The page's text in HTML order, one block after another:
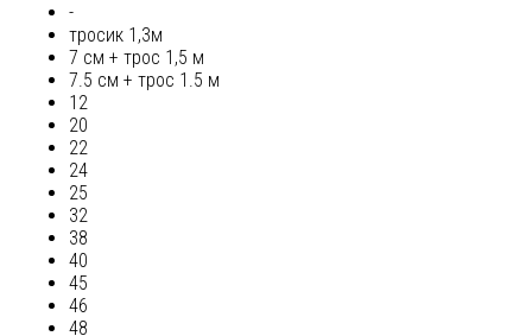
-
тросик 1,3м
7 см + трос 1,5 м
7.5 см + трос 1.5 м
12
20
22
24
25
32
38
40
45
46
48